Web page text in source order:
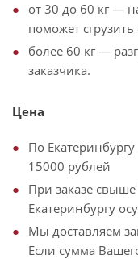
от 30 до 60 кг —
поможет
более 60 кг —
заказчика.
Цена
По
15000 рублей
При заказе
Екатеринбургу
Мы доставляем
Если сумма